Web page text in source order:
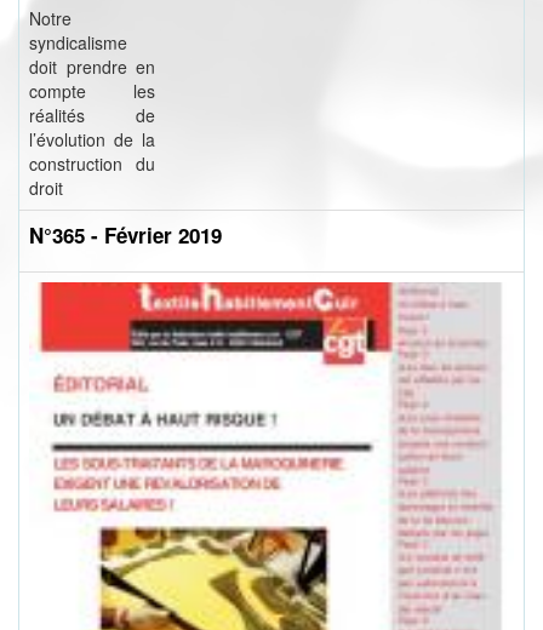
Notre
syndicalisme
doit prendre en
compte les
réalités de
l’évolution de la
construction du
droit
N°365 - Février 2019